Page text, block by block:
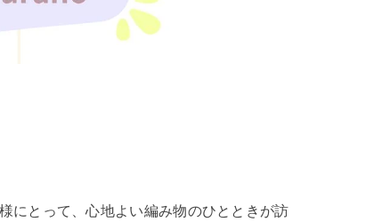
にとって、心地よい編み物のひとときが訪